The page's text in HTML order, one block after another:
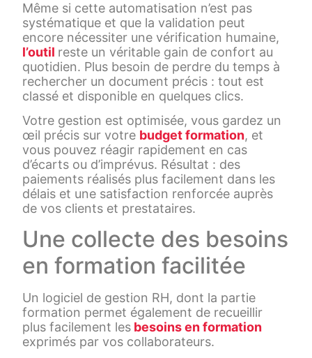
Même si cette automatisation n’est pas
systématique et que la validation peut
encore nécessiter une vérification humaine,
l’outil reste un véritable gain de confort au
quotidien. Plus besoin de perdre du temps à
rechercher un document précis : tout est
classé et disponible en quelques clics.
Votre gestion est optimisée, vous gardez un
œil précis sur votre budget formation, et
vous pouvez réagir rapidement en cas
d’écarts ou d’imprévus. Résultat : des
paiements réalisés plus facilement dans les
délais et une satisfaction renforcée auprès
de vos clients et prestataires.
Une collecte des besoins
en formation facilitée
Un logiciel de gestion RH, dont la partie
formation permet également de recueillir
plus facilement les besoins en formation
exprimés par vos collaborateurs.